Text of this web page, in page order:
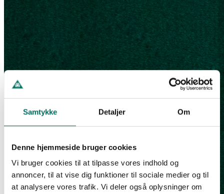
Samtykke Detaljer Om
Denne hjemmeside bruger cookies
Vi bruger cookies til at tilpasse vores indhold og
annoncer, til at vise dig funktioner til sociale medier og til
at analysere vores trafik. Vi deler også oplysninger om